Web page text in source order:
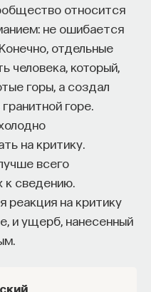
относится
не ошибается
отдельные
человека, который,
горы, а создал
горе.
на критику.
всего
к сведению.
реакция на критику
и ущерб, нанесенный
считается
старением
В норме
как механизм,
с какими-то
какой-нибудь
его
иммунный ответ
в том, что иногда
по большому счету,
оно оказывается
процессом. Есть